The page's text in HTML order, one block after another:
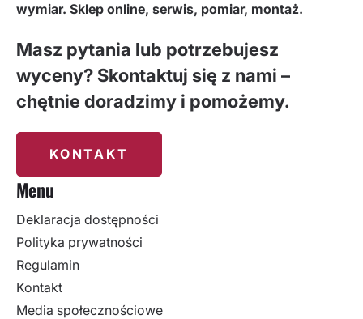
wymiar. Sklep online, serwis, pomiar, montaż.
Menu
Deklaracja dostępności
Polityka prywatności
Regulamin
Kontakt
Media społecznościowe
Masz pytania lub potrzebujesz
wyceny? Skontaktuj się z nami –
chętnie doradzimy i pomożemy.
KONTAKT